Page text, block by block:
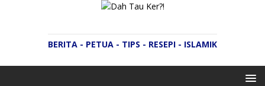
BERITA - PETUA - TIPS - RESEPI - ISLAMIK